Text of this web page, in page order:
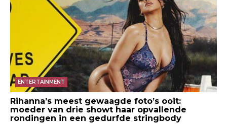
ENTERTAINMENT
Rihanna’s meest gewaagde foto’s ooit:
moeder van drie showt haar opvallende
rondingen in een gedurfde stringbody